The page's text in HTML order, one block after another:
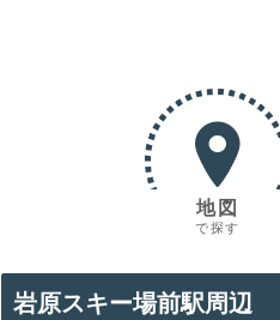
地図
で探す
岩原スキー場前駅周辺